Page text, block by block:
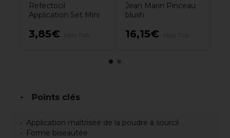
Refectocil
Application Set Mini
3,85€
Jean Marin Pinceau
blush
16,15€
Points clés
Application maîtrisée de la poudre à sourcil
Forme biseautée